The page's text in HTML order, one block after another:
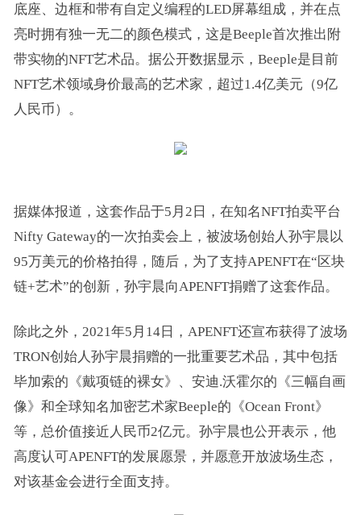
底座、边框和带有自定义编程的LED屏幕组成，并在点
亮时拥有独一无二的颜色模式，这是Beeple首次推出附
带实物的NFT艺术品。据公开数据显示，Beeple是目前
NFT艺术领域身价最高的艺术家，超过1.4亿美元（9亿
人民币）。
据媒体报道，这套作品于5月2日，在知名NFT拍卖平台
Nifty Gateway的一次拍卖会上，被波场创始人孙宇晨以
95万美元的价格拍得，随后，为了支持APENFT在“区块
链+艺术”的创新，孙宇晨向APENFT捐赠了这套作品。
除此之外，2021年5月14日，APENFT还宣布获得了波场
TRON创始人孙宇晨捐赠的一批重要艺术品，其中包括
毕加索的《戴项链的裸女》、安迪.沃霍尔的《三幅自画
像》和全球知名加密艺术家Beeple的《Ocean Front》
等，总价值接近人民币2亿元。孙宇晨也公开表示，他
高度认可APENFT的发展愿景，并愿意开放波场生态，
对该基金会进行全面支持。